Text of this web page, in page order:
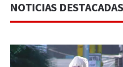
NOTICIAS DESTACADAS